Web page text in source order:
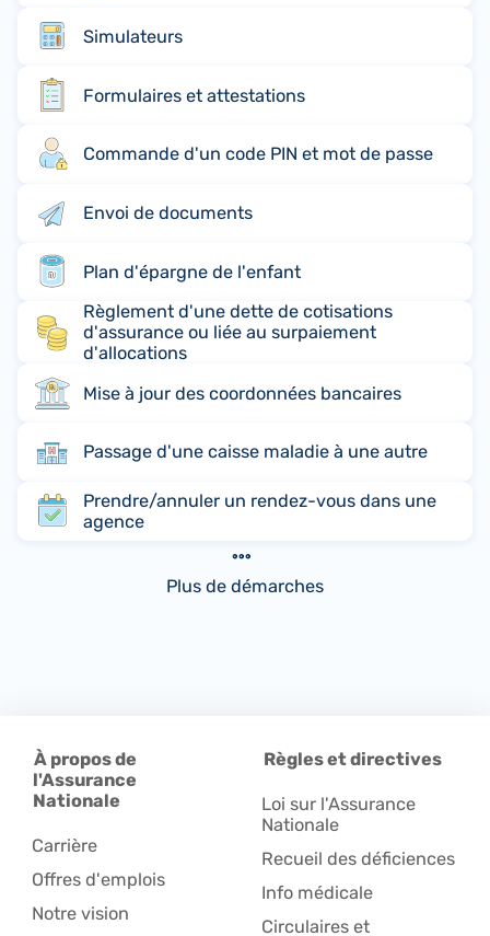
Simulateurs
Formulaires et attestations
Commande d'un code PIN et mot de passe
Envoi de documents
Plan d'épargne de l'enfant
Règlement d'une dette de cotisations
d'assurance ou liée au surpaiement
d'allocations
Mise à jour des coordonnées bancaires
Passage d'une caisse maladie à une autre
Prendre/annuler un rendez-vous dans une
agence
Plus de démarches
À propos de
l'Assurance
Nationale
Carrière
Offres d'emplois
Notre vision
Règles et directives
Loi sur l'Assurance
Nationale
Recueil des déficiences
Info médicale
Circulaires et